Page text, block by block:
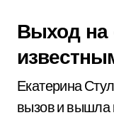
Выход на
Екатерина
вызов и вышла